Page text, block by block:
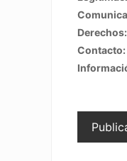
Derechos:
Contacto: